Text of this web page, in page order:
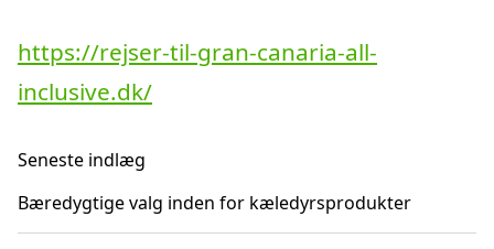
https://rejser-til-gran-canaria-all-
inclusive.dk/
Seneste indlæg
Bæredygtige valg inden for kæledyrsprodukter